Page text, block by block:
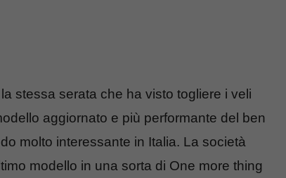
stessa serata che ha visto togliere i veli
aggiornato e più performante del ben
molto interessante in Italia. La società
modello in una sorta di One more thing